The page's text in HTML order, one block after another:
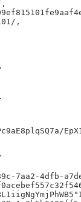
,
,
7aa2-4dfb-